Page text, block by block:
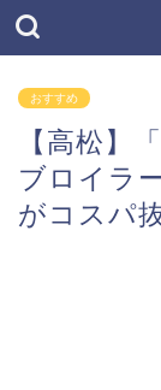
おすすめ
【高松】
ブロイラ
がコスパ